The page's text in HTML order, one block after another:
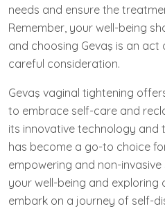
needs and ensure the
Remember, your well-being
and choosing Gevaş is an
careful consideration.
Gevaş vaginal tightening
to embrace self-care and
its innovative technology
has become a go-to choice
empowering and non-
your well-being and exploring
embark on a journey of self-